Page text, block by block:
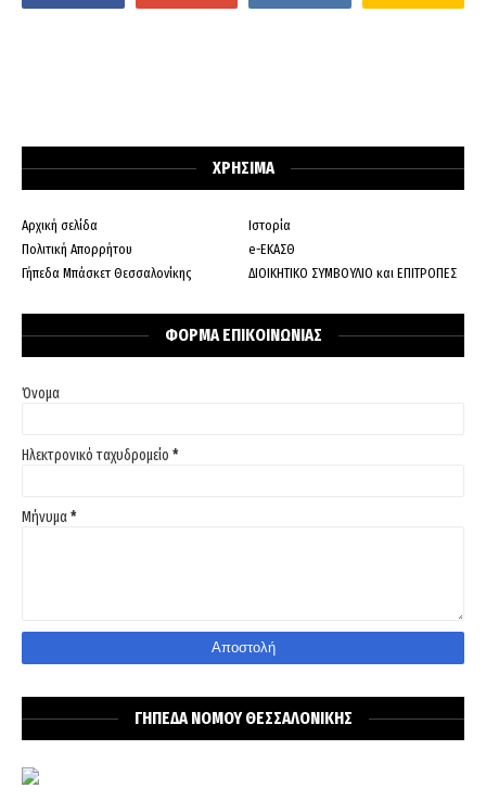
ΧΡΗΣΙΜΑ
Αρχική σελίδα
Ιστορία
Πολιτική Απορρήτου
e-ΕΚΑΣΘ
Γήπεδα Μπάσκετ Θεσσαλονίκης
ΔΙΟΙΚΗΤΙΚΟ ΣΥΜΒΟΥΛΙΟ και ΕΠΙΤΡΟΠΕΣ
ΦΟΡΜΑ ΕΠΙΚΟΙΝΩΝΙΑΣ
Όνομα
Ηλεκτρονικό ταχυδρομείο *
Μήνυμα*
ΓΗΠΕΔΑ ΝΟΜΟΥ ΘΕΣΣΑΛΟΝΙΚΗΣ